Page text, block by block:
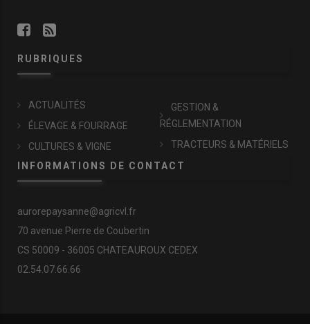
RUBRIQUES
ACTUALITÉS
ÉLEVAGE & FOURRAGE
CULTURES & VIGNE
GESTION &
RÉGLEMENTATION
TRACTEURS & MATÉRIELS
INFORMATIONS DE CONTACT
aurorepaysanne@agricvl.fr
70 avenue Pierre de Coubertin
CS 50009 - 36005 CHATEAUROUX CEDEX
02.54.07.66.66